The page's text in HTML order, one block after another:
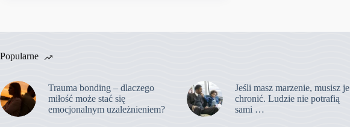
Popularne
Trauma bonding – dlaczego
miłość może stać się
emocjonalnym uzależnieniem?
Jeśli masz marzenie, musisz je
chronić. Ludzie nie potrafią
sami …